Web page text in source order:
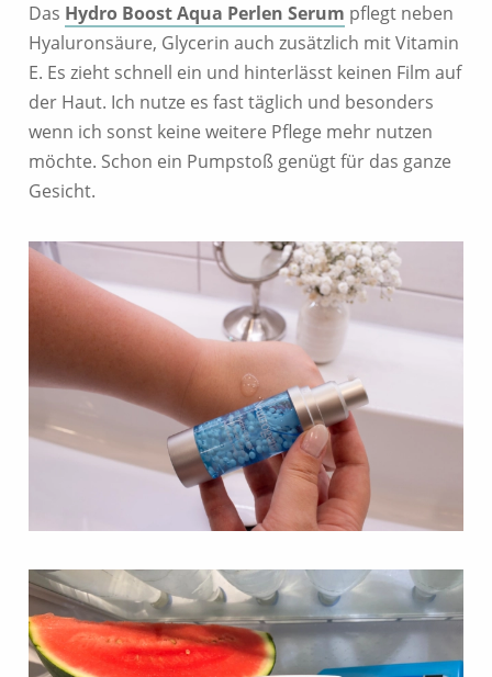
Das Hydro Boost Aqua Perlen Serum pflegt neben
Hyaluronsäure, Glycerin auch zusätzlich mit Vitamin
E. Es zieht schnell ein und hinterlässt keinen Film auf
der Haut. Ich nutze es fast täglich und besonders
wenn ich sonst keine weitere Pflege mehr nutzen
möchte. Schon ein Pumpstoß genügt für das ganze
Gesicht.